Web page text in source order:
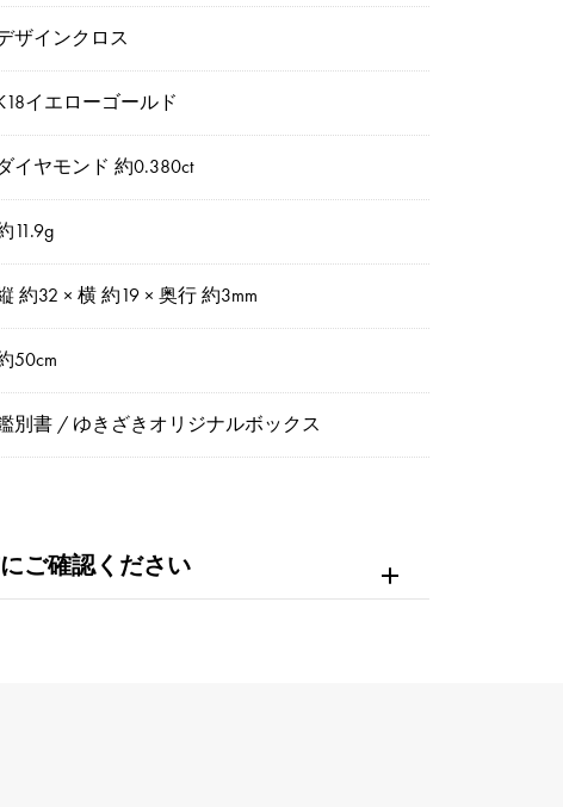
ザインクロス
イエローゴールド
イヤモンド 約0.380ct
11.9g
約32 × 横 約19 × 奥行 約3mm
50cm
別書 / ゆきざきオリジナルボックス
ご確認ください